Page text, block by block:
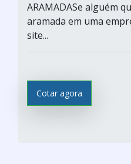
ARAMADASe alguém
aramada em uma
site...
Cotar agora